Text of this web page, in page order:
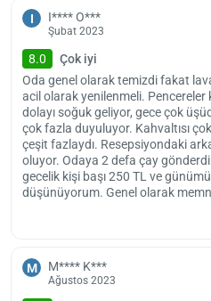
I I**** O***
Şubat 2023
8.0
Çok iyi
Oda genel olarak temizdi fakat
acil olarak yenilenmeli. Pencereler
dolayı soğuk geliyor, gece çok
çok fazla duyuluyor. Kahvaltısı
çeşit fazlaydı. Resepsiyondaki
oluyor. Odaya 2 defa çay
gecelik kişi başı 250 TL ve
düşünüyorum. Genel olarak
M M**** K***
Ağustos 2023